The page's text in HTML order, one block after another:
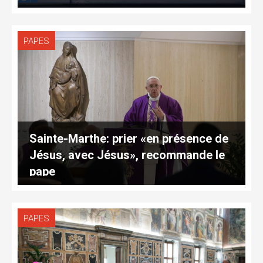
PAPES
Sainte-Marthe: prier «en présence de
Jésus, avec Jésus», recommande le
pape
PAPES